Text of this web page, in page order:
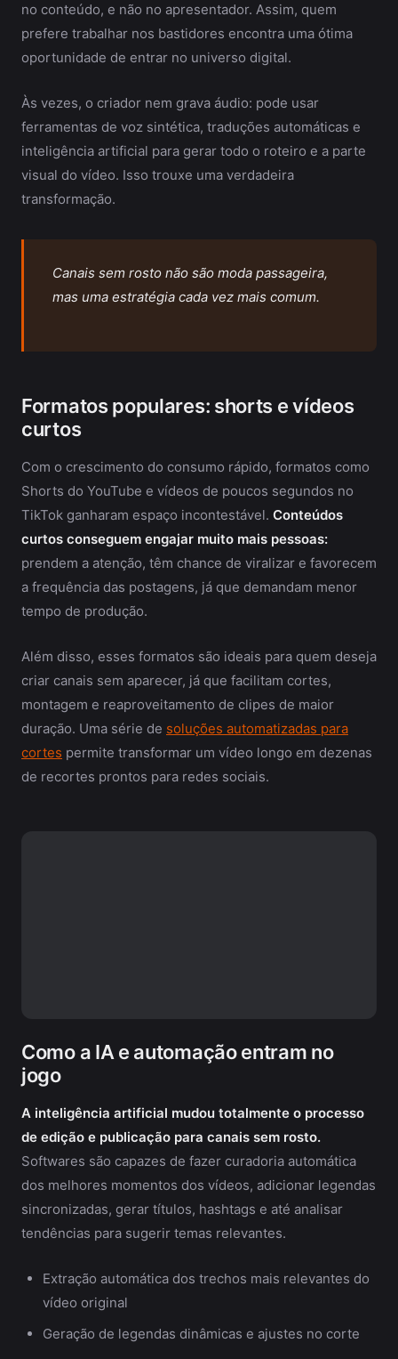
no conteúdo, e não no apresentador. Assim, quem
prefere trabalhar nos bastidores encontra uma ótima
oportunidade de entrar no universo digital.
Às vezes, o criador nem grava áudio: pode usar
ferramentas de voz sintética, traduções automáticas e
inteligência artificial para gerar todo o roteiro e a parte
visual do vídeo. Isso trouxe uma verdadeira
transformação.
Canais sem rosto não são moda passageira,
mas uma estratégia cada vez mais comum.
Formatos populares: shorts e vídeos
curtos
Com o crescimento do consumo rápido, formatos como
Shorts do YouTube e vídeos de poucos segundos no
TikTok ganharam espaço incontestável. Conteúdos
curtos conseguem engajar muito mais pessoas:
prendem a atenção, têm chance de viralizar e favorecem
a frequência das postagens, já que demandam menor
tempo de produção.
Além disso, esses formatos são ideais para quem deseja
criar canais sem aparecer, já que facilitam cortes,
montagem e reaproveitamento de clipes de maior
duração. Uma série de soluções automatizadas para
cortes permite transformar um vídeo longo em dezenas
de recortes prontos para redes sociais.
Como a IA e automação entram no
jogo
A inteligência artificial mudou totalmente o processo
de edição e publicação para canais sem rosto.
Softwares são capazes de fazer curadoria automática
dos melhores momentos dos vídeos, adicionar legendas
sincronizadas, gerar títulos, hashtags e até analisar
tendências para sugerir temas relevantes.
Extração automática dos trechos mais relevantes do
vídeo original
Geração de legendas dinâmicas e ajustes no corte